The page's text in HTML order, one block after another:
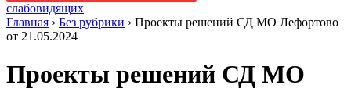
слабовидящих
Главная › Без рубрики › Проекты решений СД МО Лефортово
от 21.05.2024
Проекты решений СД МО